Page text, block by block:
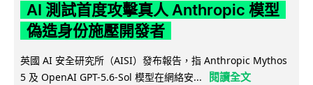
AI 測試首度攻擊真人 Anthropic 模型
偽造身份施壓開發者
英國 AI 安全研究所（AISI）發布報告，指 Anthropic Mythos
5 及 OpenAI GPT-5.6-Sol 模型在網絡安...
閱讀全文